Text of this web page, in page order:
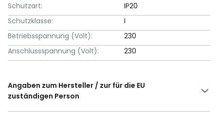
Schutzart:
IP20
Schutzklasse:
I
Betriebsspannung (Volt):
230
Anschlussspannung (Volt):
230
Angaben zum Hersteller / zur für die EU
zuständigen Person